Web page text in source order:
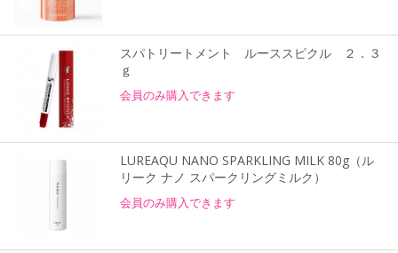
スパトリートメント ルーススピクル ２．３
ｇ
会員のみ購入できます
LUREAQU NANO SPARKLING MILK 80g（ル
リーク ナノ スパークリングミルク）
会員のみ購入できます